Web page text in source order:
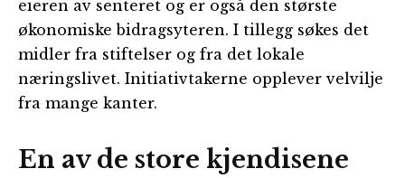
eieren av senteret og er også den største
økonomiske bidragsyteren. I tillegg søkes det
midler fra stiftelser og fra det lokale
næringslivet. Initiativtakerne opplever velvilje
fra mange kanter.
En av de store kjendisene